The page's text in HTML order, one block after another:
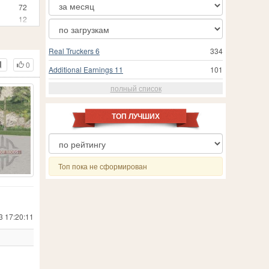
72
12
3
1
210
19
557
18
19
24
202
0
17:20:11
334
Real Truckers 6
101
Additional Earnings 11
полный список
ТОП ЛУЧШИХ
Топ пока не сформирован